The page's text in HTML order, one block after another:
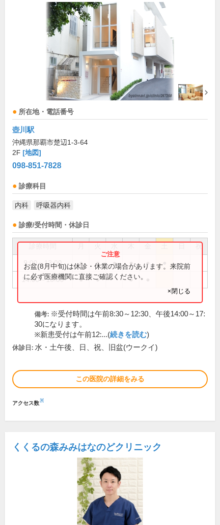
所在地・電話番号
壺川駅
沖縄県那覇市楚辺1-3-64
2F [地図]
098-851-7828
診療科目
内科 呼吸器内科
診療/受付時間・休診日
祝
9:00～13:00 ● ● ● ● ●
14:00～18:00 ● ● ●
お盆(8月中旬)は休診・休業の場合があります。来院前
に必ず医療機関に直接ご確認ください。
×閉じる
備考: ※受付時間は午前8:30～12:30、午後14:00～17:
30になります。
※新患受付は午前12:...(続きを読む)
休診日: 水・土午後、日、祝、旧盆(ウークイ)
この医院の詳細をみる
アクセス数※
くくるの森みみはなのどクリニック